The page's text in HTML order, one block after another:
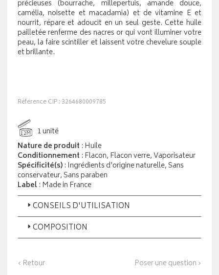
précieuses (bourrache, millepertuis, amande douce,
camélia, noisette et macadamia) et de vitamine E et
nourrit, répare et adoucit en un seul geste. Cette huile
pailletée renferme des nacres or qui vont illuminer votre
peau, la faire scintiller et laissent votre chevelure souple
et brillante.
Référence CIP : 3264680009785
12M
1 unité
Nature de produit : Huile
Conditionnement : Flacon, Flacon verre, Vaporisateur
Spécificité(s): Ingrédients d'origine naturelle, Sans
conservateur, Sans paraben
Label: Made in France
CONSEILS D'UTILISATION
COMPOSITION
‹ Retour Poser une question ›